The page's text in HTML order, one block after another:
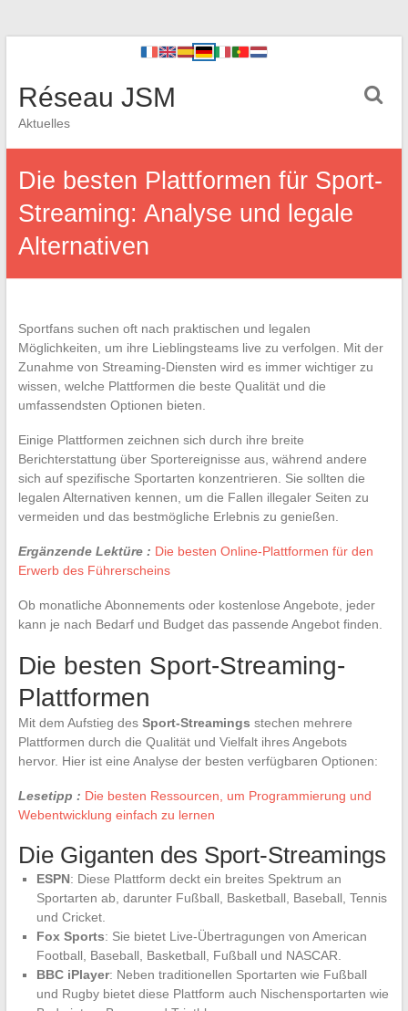
Réseau JSM
Aktuelles
Die besten Plattformen für Sport-
Streaming: Analyse und legale
Alternativen
Sportfans suchen oft nach praktischen und legalen
Möglichkeiten, um ihre Lieblingsteams live zu verfolgen. Mit der
Zunahme von Streaming-Diensten wird es immer wichtiger zu
wissen, welche Plattformen die beste Qualität und die
umfassendsten Optionen bieten.
Einige Plattformen zeichnen sich durch ihre breite
Berichterstattung über Sportereignisse aus, während andere
sich auf spezifische Sportarten konzentrieren. Sie sollten die
legalen Alternativen kennen, um die Fallen illegaler Seiten zu
vermeiden und das bestmögliche Erlebnis zu genießen.
Ergänzende Lektüre : Die besten Online-Plattformen für den
Erwerb des Führerscheins
Ob monatliche Abonnements oder kostenlose Angebote, jeder
kann je nach Bedarf und Budget das passende Angebot finden.
Die besten Sport-Streaming-
Plattformen
Mit dem Aufstieg des Sport-Streamings stechen mehrere
Plattformen durch die Qualität und Vielfalt ihres Angebots
hervor. Hier ist eine Analyse der besten verfügbaren Optionen:
Lesetipp : Die besten Ressourcen, um Programmierung und
Webentwicklung einfach zu lernen
Die Giganten des Sport-Streamings
ESPN: Diese Plattform deckt ein breites Spektrum an
Sportarten ab, darunter Fußball, Basketball, Baseball, Tennis
und Cricket.
Fox Sports: Sie bietet Live-Übertragungen von American
Football, Baseball, Basketball, Fußball und NASCAR.
BBC iPlayer: Neben traditionellen Sportarten wie Fußball
und Rugby bietet diese Plattform auch Nischensportarten wie